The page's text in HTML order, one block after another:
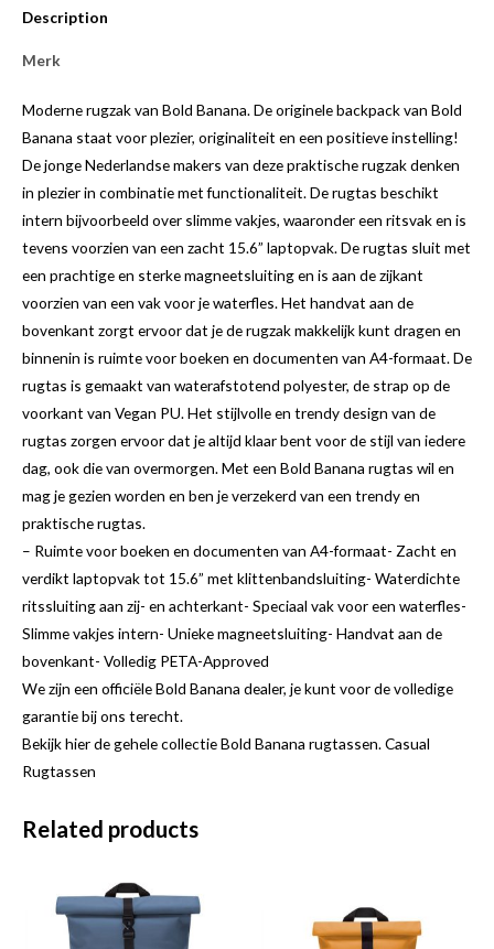
Description
Merk
Moderne rugzak van Bold Banana. De originele backpack van Bold
Banana staat voor plezier, originaliteit en een positieve instelling!
De jonge Nederlandse makers van deze praktische rugzak denken
in plezier in combinatie met functionaliteit. De rugtas beschikt
intern bijvoorbeeld over slimme vakjes, waaronder een ritsvak en is
tevens voorzien van een zacht 15.6” laptopvak. De rugtas sluit met
een prachtige en sterke magneetsluiting en is aan de zijkant
voorzien van een vak voor je waterfles. Het handvat aan de
bovenkant zorgt ervoor dat je de rugzak makkelijk kunt dragen en
binnenin is ruimte voor boeken en documenten van A4-formaat. De
rugtas is gemaakt van waterafstotend polyester, de strap op de
voorkant van Vegan PU. Het stijlvolle en trendy design van de
rugtas zorgen ervoor dat je altijd klaar bent voor de stijl van iedere
dag, ook die van overmorgen. Met een Bold Banana rugtas wil en
mag je gezien worden en ben je verzekerd van een trendy en
praktische rugtas.
– Ruimte voor boeken en documenten van A4-formaat- Zacht en
verdikt laptopvak tot 15.6” met klittenbandsluiting- Waterdichte
ritssluiting aan zij- en achterkant- Speciaal vak voor een waterfles-
Slimme vakjes intern- Unieke magneetsluiting- Handvat aan de
bovenkant- Volledig PETA-Approved
We zijn een officiële Bold Banana dealer, je kunt voor de volledige
garantie bij ons terecht.
Bekijk hier de gehele collectie Bold Banana rugtassen. Casual
Rugtassen
Related products